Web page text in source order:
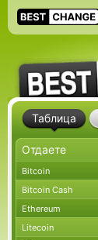
Таблица
Bitcoin
Bitcoin Cash
Ethereum
Litecoin